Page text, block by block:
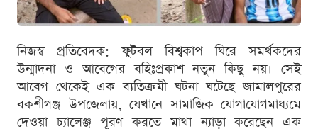
নিজস্ব প্রতিবেদক: ফুটবল বিশ্বকাপ ঘিরে সমর্থকদের
উন্মাদনা ও আবেগের বহিঃপ্রকাশ নতুন কিছু নয়। সেই
আবেগ থেকেই এক ব্যতিক্রমী ঘটনা ঘটেছে জামালপুরের
বকশীগঞ্জ উপজেলায়, যেখানে সামাজিক যোগাযোগমাধ্যমে
দেওয়া চ্যালেঞ্জ পূরণ করতে মাথা ন্যাড়া করেছেন এক